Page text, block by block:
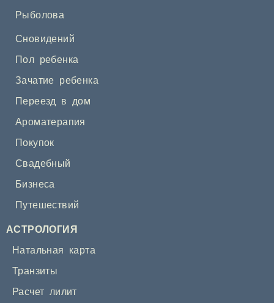
Рыболова
Сновидений
Пол ребенка
Зачатие ребенка
Переезд в дом
Ароматерапия
Покупок
Свадебный
Бизнеса
Путешествий
АСТРОЛОГИЯ
Натальная карта
Транзиты
Расчет лилит